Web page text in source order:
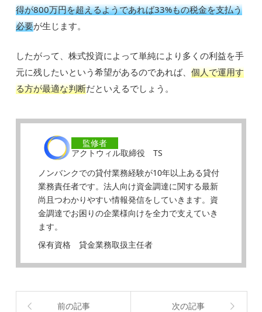
得が800万円を超えるようであれば33%もの税金を支払う
必要が生じます。
したがって、株式投資によって単純により多くの利益を手
元に残したいという希望があるのであれば、個人で運用す
る方が最適な判断だといえるでしょう。
監修者
アクトウィル取締役 TS
ノンバンクでの貸付業務経験が10年以上ある貸付
業務責任者です。法人向け資金調達に関する最新
尚且つわかりやすい情報発信をしていきます。資
金調達でお困りの企業様向けを全力で支えていき
ます。
保有資格 貸金業務取扱主任者
前の記事 次の記事